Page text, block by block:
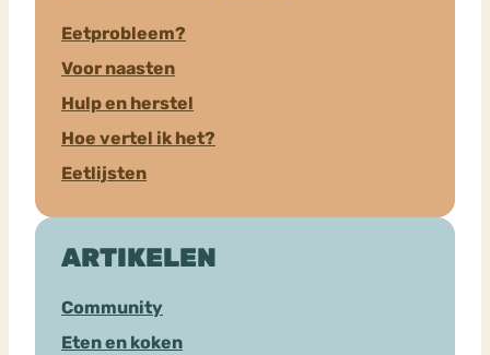
Eetprobleem?
Voor naasten
Hulp en herstel
Hoe vertel ik het?
Eetlijsten
ARTIKELEN
Community
Eten en koken